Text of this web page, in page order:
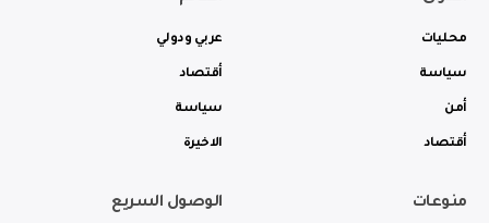
محليات
سياسة
أمن
أقتصاد
عربي ودولي
أقتصاد
سياسة
الاخيرة
منوعات الوصول السريع